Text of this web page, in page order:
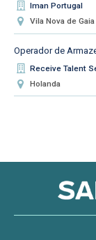
Iman Portugal
Vila Nova de Gaia
Operador de
Receive Talent
Holanda